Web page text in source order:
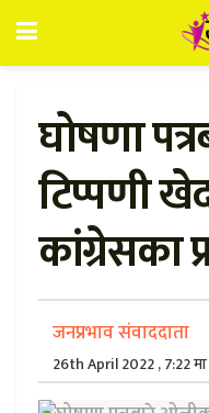
घोषणा
टिप्पणी
कांग्रेसका
जनप्रभाव संवाददाता
26th April 2022 , 7:22 मा